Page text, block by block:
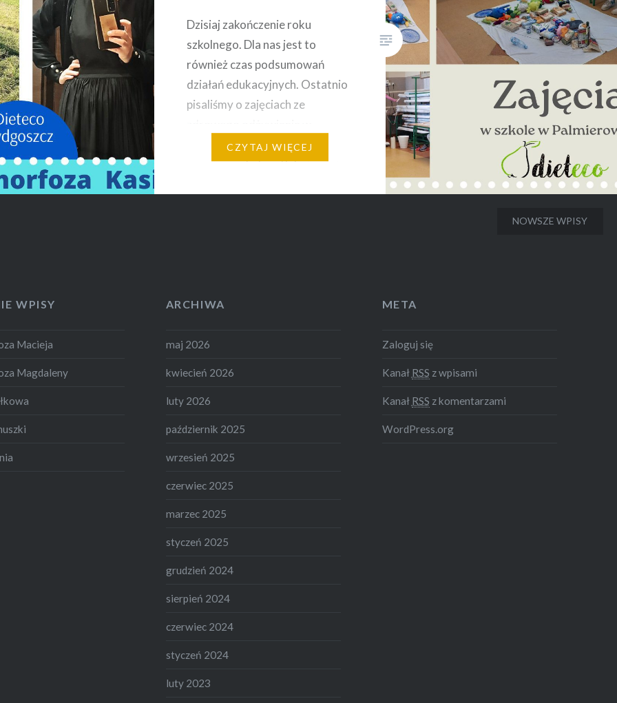
Dzisiaj zakończenie roku
szkolnego. ‍‍Dla nas jest to
również czas podsumowań
działań edukacyjnych. Ostatnio
pisaliśmy o zajęciach ze
Łochowie, a dzisiaj wspominamy
zajęcia w szkole w Palmierowie.
zdrowego odżywiania.
CZYTAJ WIĘCEJ
NOWSZE WPISY
WPISY
Macieja
Magdaleny
ARCHIWA
maj 2026
kwiecień 2026
luty 2026
październik 2025
wrzesień 2025
czerwiec 2025
marzec 2025
styczeń 2025
grudzień 2024
sierpień 2024
czerwiec 2024
styczeń 2024
luty 2023
META
Zaloguj się
Kanał RSS z wpisami
Kanał RSS z komentarzami
WordPress.org